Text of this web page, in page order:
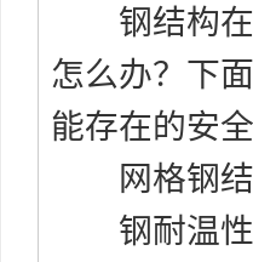
钢结构在
怎么办？下
能存在的安
网格钢结
钢耐温性